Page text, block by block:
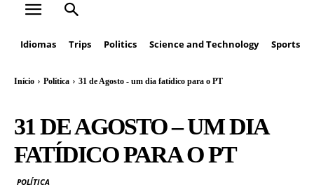
Idiomas Trips Politics Science and Technology Sports
Início Política 31 de Agosto - um dia fatídico para o PT
31 DE AGOSTO – UM DIA
FATÍDICO PARA O PT
POLÍTICA